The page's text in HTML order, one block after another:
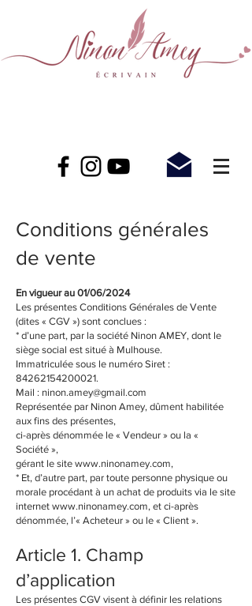
Conditions générales
de vente
En vigueur au 01/06/2024
Les présentes Conditions Générales de Vente
(dites « CGV ») sont conclues :
* d’une part, par la société Ninon AMEY, dont le
siège social est situé à Mulhouse.
Immatriculée sous le numéro Siret :
84262154200021.
Mail : ninon.amey@gmail.com
Représentée par Ninon Amey, dûment habilitée
aux fins des présentes,
ci-après dénommée le « Vendeur » ou la «
Société »,
gérant le site www.ninonamey.com,
* Et, d’autre part, par toute personne physique ou
morale procédant à un achat de produits via le site
internet www.ninonamey.com, et ci-après
dénommée, l’« Acheteur » ou le « Client ».
Article 1. Champ
d’application
Les présentes CGV visent à définir les relations